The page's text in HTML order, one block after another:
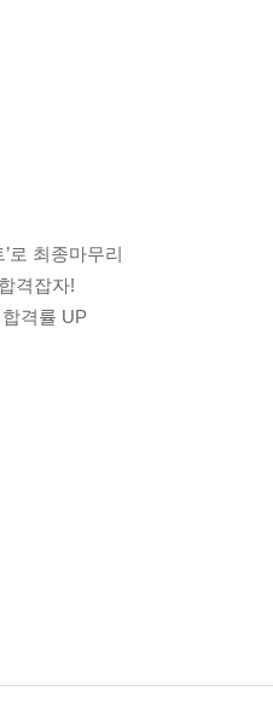
로 최종마무리
격잡자!
격률 UP